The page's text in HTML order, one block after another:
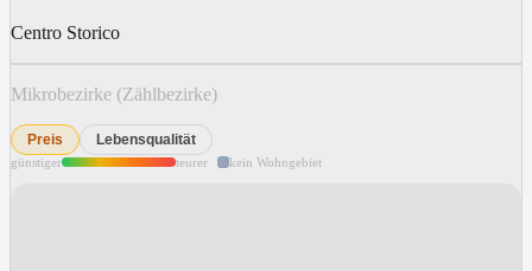
Centro Storico
Mikrobezirke (Zählbezirke)
Preis Lebensqualität
günstiger teurer kein Wohngebiet